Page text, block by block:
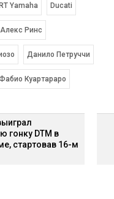
Yamaha Ducati
Алекс Ринс
Данило Петруччи
Куартараро
гонку DTM в
стартовав 16-м